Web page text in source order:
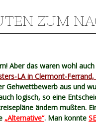
ZUM
Aber das waren wohl
LA in Clermont-
Gehwettbewerb aus und
logisch, so eine
ändern mußten.
„Alternative“. Man konnte